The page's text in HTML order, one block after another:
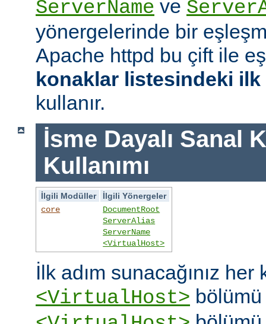
ServerName ve
yönergelerinde bir
Apache httpd bu çift ile
konaklar listesindeki ilk
kullanır.
İsme Dayalı Sanal
Kullanımı
İlgili Modüller
İlgili Yönergeler
core
DocumentRoot
ServerAlias
ServerName
<VirtualHost>
İlk adım sunacağınız
<VirtualHost> bölümü